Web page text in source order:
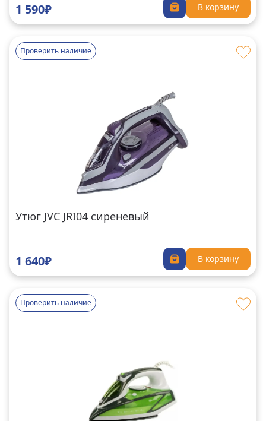
1 590₽ В корзину
Проверить наличие
Утюг JVC JRI04 сиреневый
1 640₽ В корзину
Проверить наличие